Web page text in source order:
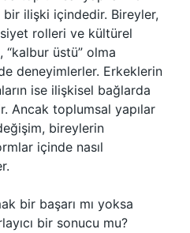
bir ilişki içindedir. Bireyler,
rolleri ve kültürel
üstü” olma
deneyimlerler. Erkeklerin
ise ilişkisel bağlarda
Ancak toplumsal yapılar
bireylerin
içinde nasıl
bir başarı mı yoksa
bir sonucu mu?